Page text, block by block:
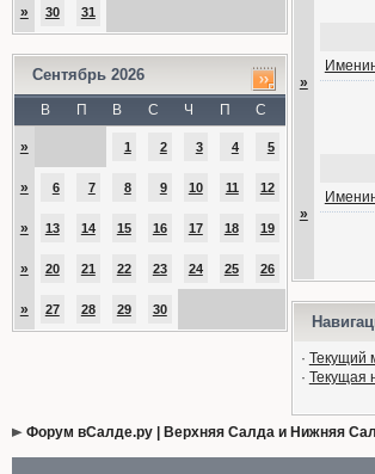
» 30 31
Сентябрь 2026
В П В С Ч П С
» 1 2 3 4 5
» 6 7 8 9 10 11 12
» 13 14 15 16 17 18 19
» 20 21 22 23 24 25 26
» 27 28 29 30
»
»
· Текущий
· Текущая
Форум вСалде.ру | Верхняя Салда и Нижняя